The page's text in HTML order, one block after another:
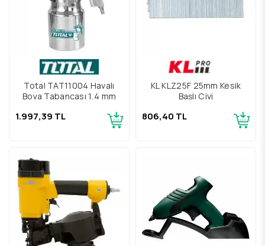
Total TAT11004 Havalı
Boya Tabancası 1,4 mm
1.997,39 TL
KL KLZ25F 25mm Kesik
Başlı Çivi
806,40 TL